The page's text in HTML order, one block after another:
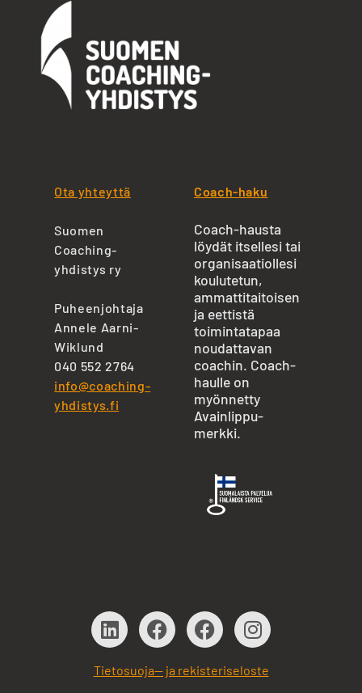
Ota yhteyttä
Suomen
Coaching-
yhdistys ry
Puheenjohtaja
Annele Aarni-
Wiklund
040 552 2764
info@coaching-
yhdistys.fi
Coach-haku
Coach-hausta
löydät itsellesi tai
organisaatiollesi
koulutetun,
ammattitaitoisen
ja eettistä
toimintatapaa
noudattavan
coachin. Coach-
haulle on
myönnetty
Avainlippu-
merkki.
Tietosuoja— ja rekisteriseloste